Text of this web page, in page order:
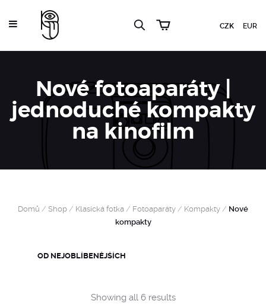
CZK EUR
Nové fotoaparáty |
jednoduché kompakty
na kinofilm
Domů / Shop / Klasická fotka / Fotoaparáty / Kompakty / Nové
kompakty
Showing all 6 resultsSorted